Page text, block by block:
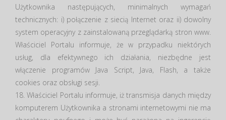
Użytkownika następujących, minimalnych wymagań
technicznych: i) połączenie z siecią Internet oraz ii) dowolny
system operacyjny z zainstalowaną przeglądarką stron www.
Właściciel Portalu informuje, że w przypadku niektórych
usług, dla efektywnego ich działania, niezbędne jest
włączenie programów Java Script, Java, Flash, a także
cookies oraz obsługi sesji.
18. Właściciel Portalu informuje, iż transmisja danych między
komputerem Użytkownika a stronami internetowymi nie ma